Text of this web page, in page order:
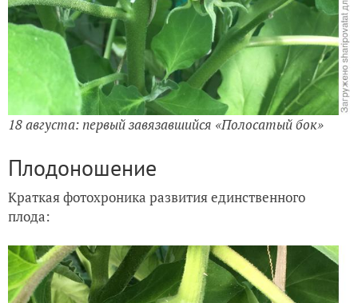
18 августа: первый завязавшийся «Полосатый бок»
Плодоношение
Краткая фотохроника развития единственного
плода: